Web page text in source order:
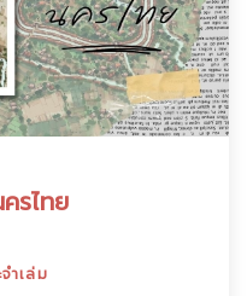
รไทย
ำเล่ม